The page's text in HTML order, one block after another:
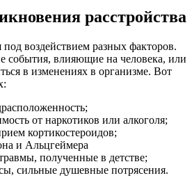
расстройства
воздействием разных факторов.
события, влияющие на человека, или
в изменениях в организме. Вот
от наркотиков или алкоголя;
кортикостероидов;
и Альцгеймера
полученные в детстве;
сильные душевные потрясения.